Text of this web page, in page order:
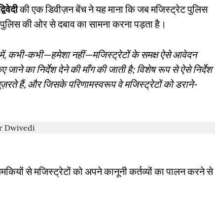
की एक डिवीज़न बेंच ने यह माना कि जब मजिस्ट्रेट पुलिस
की ओर से दबाव का सामना करना पड़ता है।
कभी-कभी—हमेशा नहीं—मजिस्ट्रेटों के समक्ष ऐसे आवेदन
जाने का निर्देश देने की माँग की जाती है; विशेष रूप से ऐसे निर्देश
हैं, और जिसके परिणामस्वरूप वे मजिस्ट्रेटों को डराने-
से मजिस्ट्रेटों को अपने कानूनी कर्तव्यों का पालन करने से